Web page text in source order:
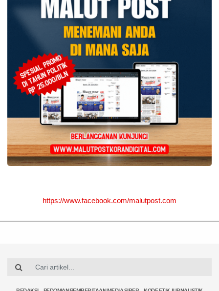
https://www.facebook.com/malutpost.com